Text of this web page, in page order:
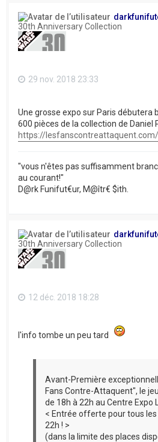
30th Anniversary Collection
29 nov. 2018 23:33
Une grosse expo sur Paris débutera
600 pièces de la collection de Daniel
https://lesfanscontreattaquent.com/
"vous n'êtes pas suffisamment
au courant!"
D@rk Funifut€ur, M@îtr€ $ith.
30th Anniversary Collection
12 déc. 2018 18:28
l'info tombe un peu tard
Avant-Première
Fans Contre-Attaquent", le
de 18h à 22h au Centre
< Entrée offerte pour tous
22h ! >
(dans la limite des places